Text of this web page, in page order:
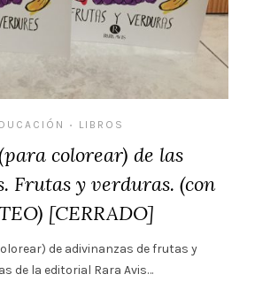
• LIBROS
colorear) de las
Frutas y verduras. (con
[CERRADO]
de adivinanzas de frutas y
de la editorial Rara Avis…